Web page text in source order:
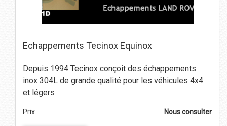
Echappements Tecinox Equinox
Depuis 1994 Tecinox conçoit des échappements
inox 304L de grande qualité pour les véhicules 4x4
et légers
Prix Nous consulter